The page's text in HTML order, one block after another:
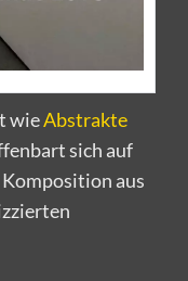
wieAbstrakte
sich auf
aus